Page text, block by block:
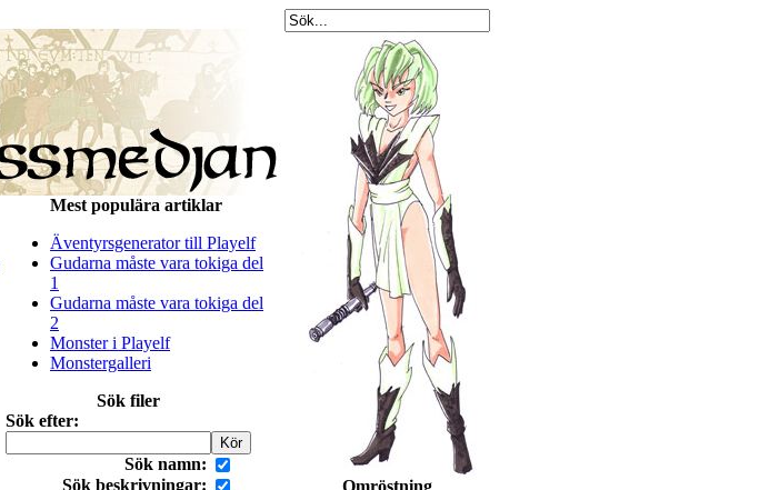
Mest populära artiklar
Äventyrsgenerator till Playelf
Gudarna måste vara tokiga del
1
Gudarna måste vara tokiga del
2
Monster i Playelf
Monstergalleri
Sök filer
Sök efter:
Sök namn:
Sök beskrivningar:
Omröstning